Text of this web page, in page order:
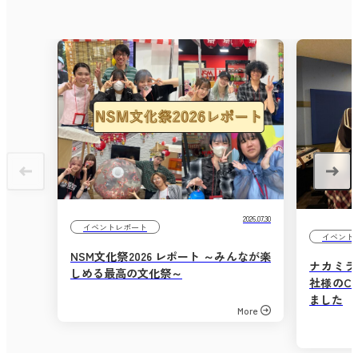
イベントレポート
2026.07.30
NSM文化祭2026 レポート ～みんなが楽
しめる最高の文化祭～
More
イベント
ナカミ
社様の
ました